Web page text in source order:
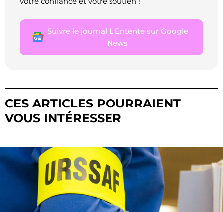
Suivre le journal L'Entente sur Google
News
CES ARTICLES POURRAIENT
VOUS INTÉRESSER